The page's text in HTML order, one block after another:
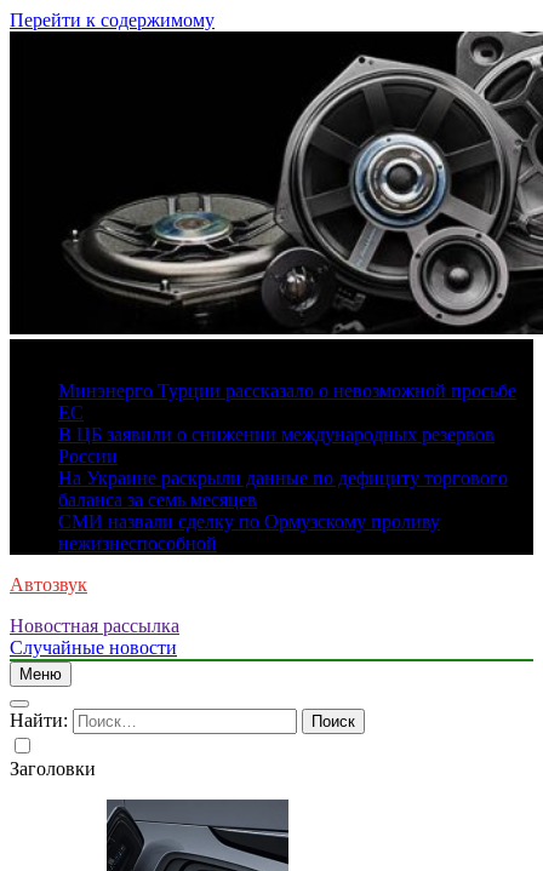
Перейти к содержимому
Минэнерго Турции рассказало о невозможной просьбе
ЕС
В ЦБ заявили о снижении международных резервов
России
На Украине раскрыли данные по дефициту торгового
баланса за семь месяцев
СМИ назвали сделку по Ормузскому проливу
нежизнеспособной
Автозвук
Новостная рассылка
Случайные новости
Меню
Найти:
Заголовки